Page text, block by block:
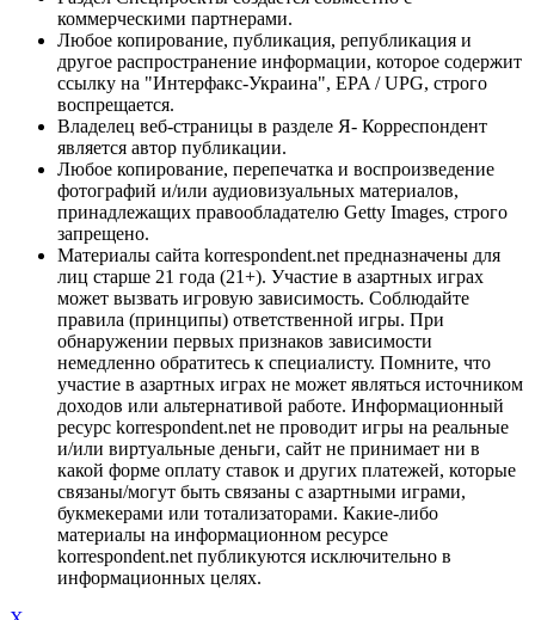
коммерческими партнерами.
Любое копирование, публикация, републикация и
другое распространение информации, которое содержит
ссылку на "Интерфакс-Украина", EPA / UPG, строго
воспрещается.
Владелец веб-страницы в разделе Я- Корреспондент
является автор публикации.
Любое копирование, перепечатка и воспроизведение
фотографий и/или аудиовизуальных материалов,
принадлежащих правообладателю Getty Images, строго
запрещено.
Материалы сайта korrespondent.net предназначены для
лиц старше 21 года (21+). Участие в азартных играх
может вызвать игровую зависимость. Соблюдайте
правила (принципы) ответственной игры. При
обнаружении первых признаков зависимости
немедленно обратитесь к специалисту. Помните, что
участие в азартных играх не может являться источником
доходов или альтернативой работе. Информационный
ресурс korrespondent.net не проводит игры на реальные
и/или виртуальные деньги, сайт не принимает ни в
какой форме оплату ставок и других платежей, которые
связаны/могут быть связаны с азартными играми,
букмекерами или тотализаторами. Какие-либо
материалы на информационном ресурсе
korrespondent.net публикуются исключительно в
информационных целях.